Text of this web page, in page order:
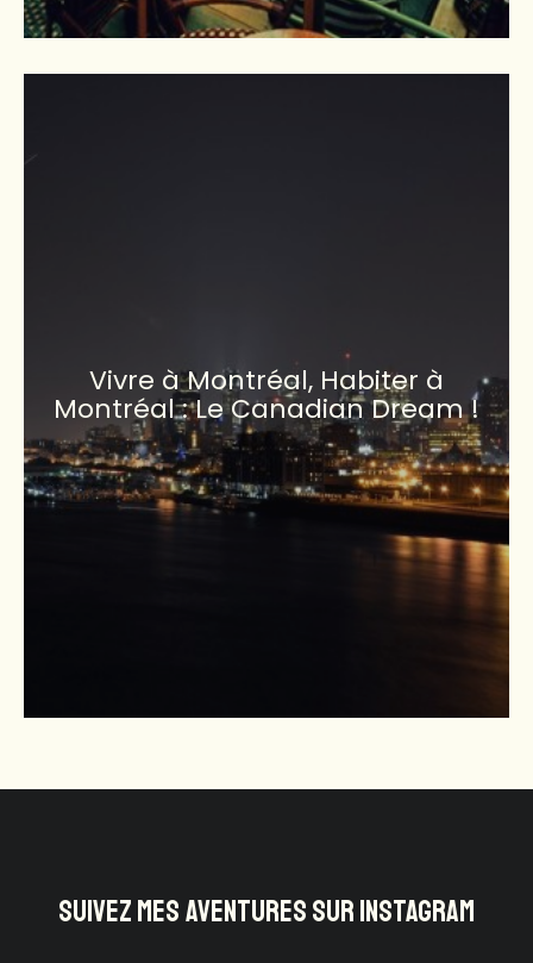
Vivre à Montréal, Habiter à
Montréal : Le Canadian Dream !
SUIVEZ MES AVENTURES SUR INSTAGRAM